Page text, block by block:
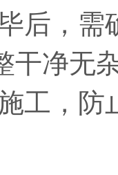
，需
干净无
工，防